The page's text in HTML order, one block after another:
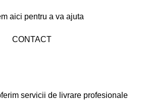
aici pentru a va ajuta
CONTACT
servicii de livrare profesionale